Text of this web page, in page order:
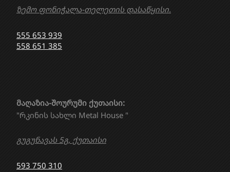
ზემო ფონიჭალა-თელეთის დასაწყისი.
555 653 939
558 651 385
მაღაზია-შოურუმი ქუთაისი:
"რკინის სახლი Metal House "
გუგუნავას 5გ, ქუთაისი
593 750 310